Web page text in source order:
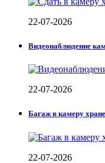
22-07-2026
Видеонаблюдение
22-07-2026
Багаж в камеру
22-07-2026